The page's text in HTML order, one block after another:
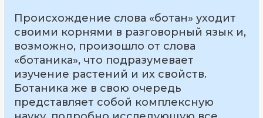
Происхождение слова «ботан» уходит
своими корнями в разговорный язык и,
возможно, произошло от слова
«ботаника», что подразумевает
изучение растений и их свойств.
Ботаника же в свою очередь
представляет собой комплексную